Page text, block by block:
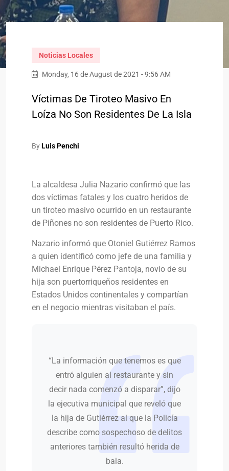
Noticias Locales
Monday, 16 de August de 2021 - 9:56 AM
Víctimas De Tiroteo Masivo En
Loíza No Son Residentes De La Isla
ByLuis Penchi
La alcaldesa Julia Nazario confirmó que las
dos víctimas fatales y los cuatro heridos de
un tiroteo masivo ocurrido en un restaurante
de Piñones no son residentes de Puerto Rico.
Nazario informó que Otoniel Gutiérrez Ramos
a quien identificó como jefe de una familia y
Michael Enrique Pérez Pantoja, novio de su
hija son puertorriqueños residentes en
Estados Unidos continentales y compartían
en el negocio mientras visitaban el país.
“La información que tenemos es que
entró alguien al restaurante y sin
decir nada comenzó a disparar”, dijo
la ejecutiva municipal que reveló que
la hija de Gutiérrez al que la Policía
describe como sospechoso de delitos
anteriores también resultó herida de
bala.